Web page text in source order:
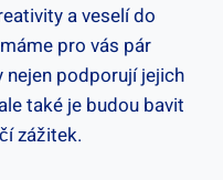
a veselí do
pro vás pár
nejen podporují jejich
také je budou bavit
zážitek.